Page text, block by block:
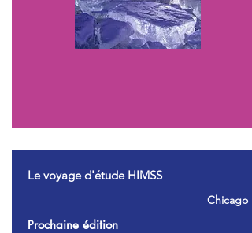
Le voyage d'étude HIMSS
Chicago
Prochaine édition